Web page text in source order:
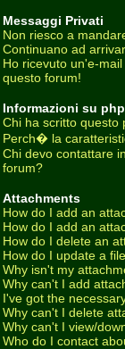
Messaggi Privati
Non riesco a
Continuano ad
Ho ricevuto un'e-
questo forum!
Informazioni su
Chi ha scritto questo
Perch� la
Chi devo contattare
forum?
Attachments
How do I add an
How do I add an
How do I delete an
How do I update a
Why isn't my
Why can't I add
I've got the
Why can't I delete
Why can't I view/
Who do I contact